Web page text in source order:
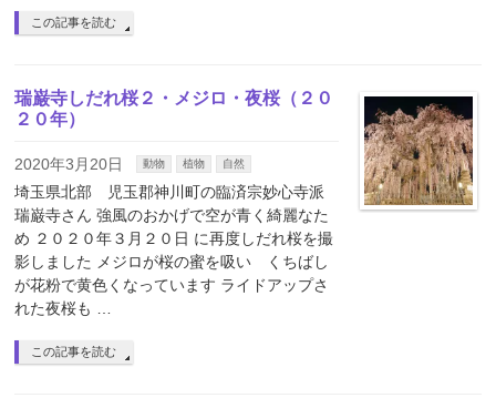
この記事を読む
瑞巌寺しだれ桜２・メジロ・夜桜（２０
２０年）
2020年3月20日 動物 植物 自然
埼玉県北部 児玉郡神川町の臨済宗妙心寺派
瑞巌寺さん 強風のおかげで空が青く綺麗なた
め ２０２０年３月２０日 に再度しだれ桜を撮
影しました メジロが桜の蜜を吸い くちばし
が花粉で黄色くなっています ライドアップさ
れた夜桜も …
この記事を読む